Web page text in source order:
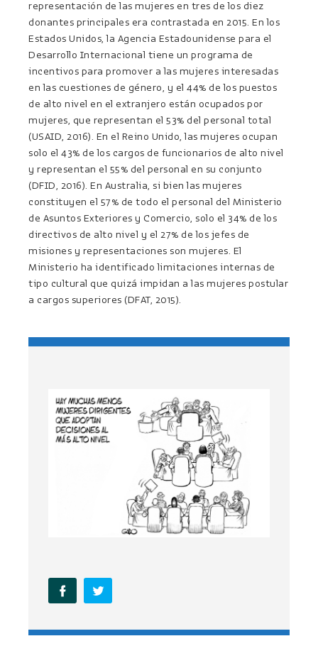
representación de las mujeres en tres de los diez
donantes principales era contrastada en 2015. En los
Estados Unidos, la Agencia Estadounidense para el
Desarrollo Internacional tiene un programa de
incentivos para promover a las mujeres interesadas
en las cuestiones de género, y el 44% de los puestos
de alto nivel en el extranjero están ocupados por
mujeres, que representan el 53% del personal total
(USAID, 2016). En el Reino Unido, las mujeres ocupan
solo el 43% de los cargos de funcionarios de alto nivel
y representan el 55% del personal en su conjunto
(DFID, 2016). En Australia, si bien las mujeres
constituyen el 57% de todo el personal del Ministerio
de Asuntos Exteriores y Comercio, solo el 34% de los
directivos de alto nivel y el 27% de los jefes de
misiones y representaciones son mujeres. El
Ministerio ha identificado limitaciones internas de
tipo cultural que quizá impidan a las mujeres postular
a cargos superiores (DFAT, 2015).